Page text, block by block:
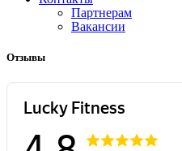
Партнерам
Вакансии
Отзывы